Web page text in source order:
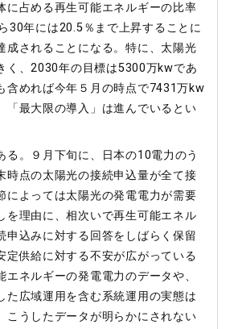
に占める再生可能エネルギーの比率
30年には20.5％まで上昇することに
成されることになる。特に、太陽光
く、2030年の目標は5300万kwであ
含めれば今年５月の時点で7431万kw
「最大限の導入」は進んでいるとい
。９月下旬に、日本の10電力のう
時点の太陽光の接続申込量が全て接
によっては太陽光の発電電力が需要
を理由に、相次いで再生可能エネル
申込みに対する回答をしばらく保留
定供給に対する不安が広がっている
エネルギーの発電電力のデータや、
た広域運用を含む系統運用の実態は
こうしたデータが明らかにされない